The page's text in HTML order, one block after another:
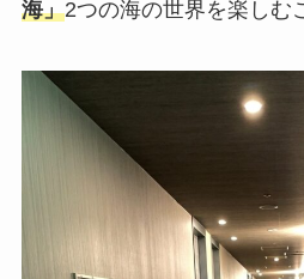
海」2つの海の世界を楽しむ